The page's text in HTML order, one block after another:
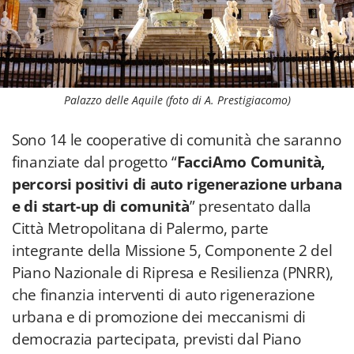
Palazzo delle Aquile (foto di A. Prestigiacomo)
Sono 14 le cooperative di comunità che saranno
finanziate dal progetto “FacciAmo Comunità,
percorsi positivi di auto rigenerazione urbana
e di start-up di comunità” presentato dalla
Città Metropolitana di Palermo, parte
integrante della Missione 5, Componente 2 del
Piano Nazionale di Ripresa e Resilienza (PNRR),
che finanzia interventi di auto rigenerazione
urbana e di promozione dei meccanismi di
democrazia partecipata, previsti dal Piano